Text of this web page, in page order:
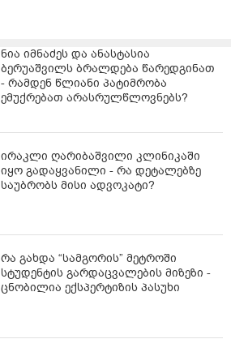
ნია იმნაძეს და ანასტასია
ბერუაშვილს ბრალდება წარედგინათ
- რამდენ წლიანი პატიმრობა
ემუქრებათ არასრულწლოვნებს?
ირაკლი ღარიბაშვილი კლინიკაში
იყო გადაყვანილი - რა დეტალებზე
საუბრობს მისი ადვოკატი?
რა გახდა “სამგორის” მეტროში
სტუდენტის გარდაცვალების მიზეზი -
ცნობილია ექსპერტიზის პასუხი